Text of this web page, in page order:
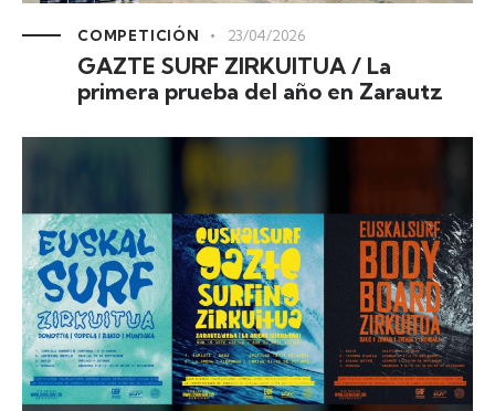
COMPETICIÓN 23/04/2026
GAZTE SURF ZIRKUITUA / La
primera prueba del año en Zarautz